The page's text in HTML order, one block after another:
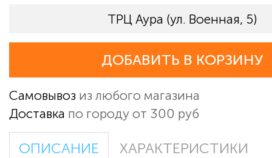
ТРЦ Аура (ул. Военная, 5)
ДОБАВИТЬ В КОРЗИНУ
Самовывоз из любого магазина
Доставка по городу от 300 руб
ОПИСАНИЕ ХАРАКТЕРИСТИКИ